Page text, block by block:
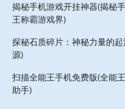
揭秘手机游戏开挂神器(揭秘
王称霸游戏界)
探秘石质碎片：神秘力量的
源)
扫描全能王手机免费版(全能
助手)